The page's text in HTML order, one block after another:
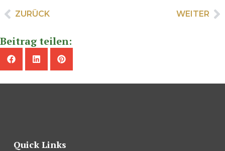
ZURÜCK WEITER
Beitrag teilen:
Quick Links